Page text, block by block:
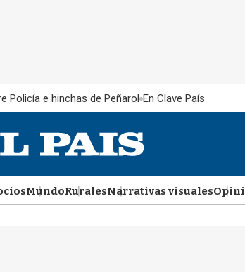
Policía e hinchas de Peñarol En Clave País
MundoRuralesNarrativas visuales